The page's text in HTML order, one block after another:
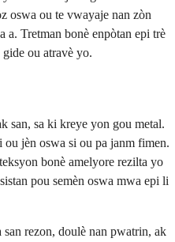
oswa ou te vwayaje nan zòn
a. Tretman bonè enpòtan epi trè
ou atravè yo.
san, sa ki kreye yon gou metal.
ou jèn oswa si ou pa janm fimen.
bonè amelyore rezilta yo
pou semèn oswa mwa epi li
rezon, doulè nan pwatrin, ak